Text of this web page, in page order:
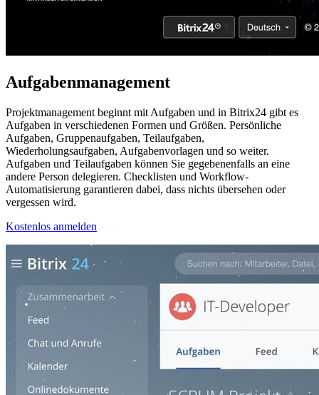
Aufgabenmanagement
Projektmanagement beginnt mit Aufgaben und in Bitrix24 gibt es
Aufgaben in verschiedenen Formen und Größen. Persönliche
Aufgaben, Gruppenaufgaben, Teilaufgaben,
Wiederholungsaufgaben, Aufgabenvorlagen und so weiter.
Aufgaben und Teilaufgaben können Sie gegebenenfalls an eine
andere Person delegieren. Checklisten und Workflow-
Automatisierung garantieren dabei, dass nichts übersehen oder
vergessen wird.
Kostenlos anmelden